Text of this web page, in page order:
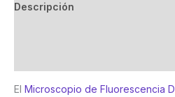
Descripción
El Microscopio de Fluorescencia